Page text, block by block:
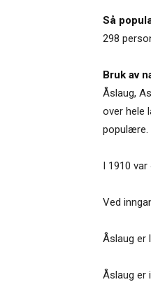
Så
298
Bruk av
Åslaug,
over hele
populære.
I 1910
Ved
Åslaug er
Åslaug er